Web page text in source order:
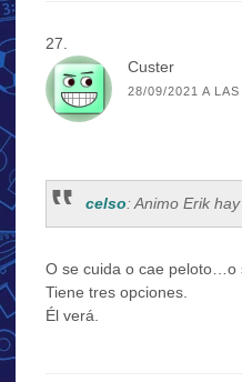
Custer
28/09/2021 A
celso: Animo Erik
O se cuida o cae peloto…o
Tiene tres opciones.
Él verá.